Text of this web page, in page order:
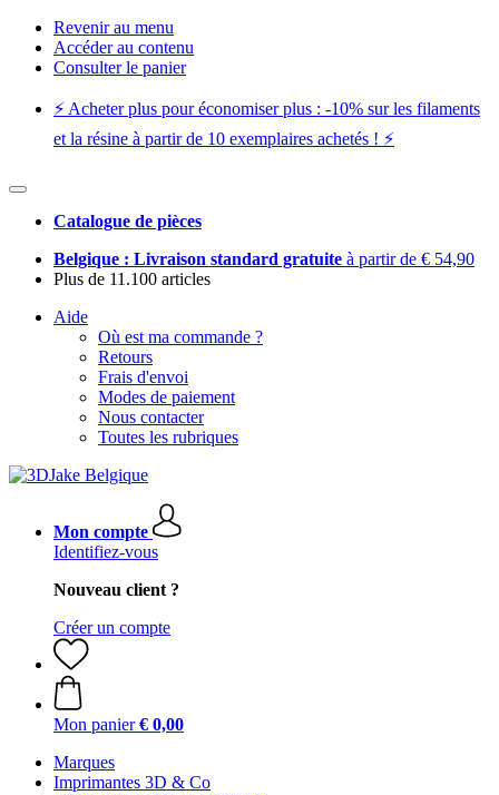
Revenir au menu
Accéder au contenu
Consulter le panier
⚡️ Acheter plus pour économiser plus : -10% sur les filaments
et la résine à partir de 10 exemplaires achetés ! ⚡️
Catalogue de pièces
Belgique : Livraison standard gratuite à partir de € 54,90
Plus de 11.100 articles
Aide
Où est ma commande ?
Retours
Frais d'envoi
Modes de paiement
Nous contacter
Toutes les rubriques
Mon compte
Identifiez-vous
Nouveau client ?
Créer un compte
Mon panier € 0,00
Marques
Imprimantes 3D & Co